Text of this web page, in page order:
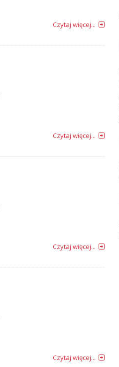
Czytaj więcej...
Czytaj więcej...
Czytaj więcej...
Czytaj więcej...